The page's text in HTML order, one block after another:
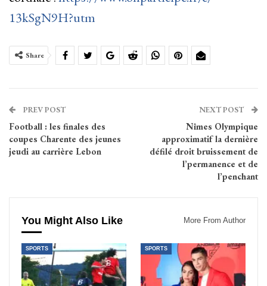
13kSgN9H?utm
Share
PREV POST
Football : les finales des
coupes Charente des jeunes
jeudi au carrière Lebon
NEXT POST
Nîmes Olympique
approximatif la dernière
défilé droit bruissement de
l’permanence et de
l’penchant
You Might Also Like More From Author
SPORTS SPORTS